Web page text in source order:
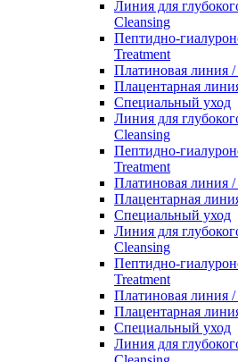
Линия для
Cleansing
Пептидно-
Treatment
Платиновая линия /
Плацентарная
Специальный уход
Линия для
Cleansing
Пептидно-
Treatment
Платиновая линия /
Плацентарная
Специальный уход
Линия для
Cleansing
Пептидно-
Treatment
Платиновая линия /
Плацентарная
Специальный уход
Линия для